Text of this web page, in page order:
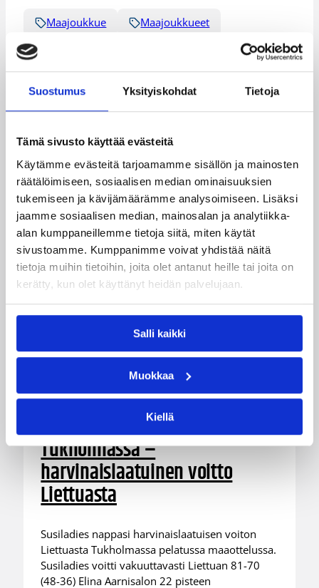
Suostumus Yksityiskohdat Tietoja
Tämä sivusto käyttää evästeitä
Käytämme evästeitä tarjoamamme sisällön ja mainosten
räätälöimiseen, sosiaalisen median ominaisuuksien
tukemiseen ja kävijämäärämme analysoimiseen. Lisäksi
jaamme sosiaalisen median, mainosalan ja analytiikka-
alan kumppaneillemme tietoja siitä, miten käytät
sivustoamme. Kumppanimme voivat yhdistää näitä
tietoja muihin tietoihin, joita olet antanut heille tai joita on
kerätty, kun olet käyttänyt heidän palvelujaan.
Salli kaikki
Muokkaa
Kiellä
Maajoukkue
Maajoukkueet
Susijengi
Katso myös
Maaottelu 06.08.2026 21:44
Susiladiesin puolustus rautaa
Tukholmassa –
harvinaislaatuinen voitto
Liettuasta
Susiladies nappasi harvinaislaatuisen voiton
Liettuasta Tukholmassa pelatussa maaottelussa.
Susiladies voitti vakuuttavasti Liettuan 81-70
(48-36) Elina Aarnisalon 22 pisteen